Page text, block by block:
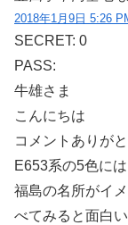
2018年1月9日 5:26
SECRET: 0
PASS:
牛雄さま
こんにちは
コメントありが
E653系の5色に
福島の名所がイ
べてみると面白